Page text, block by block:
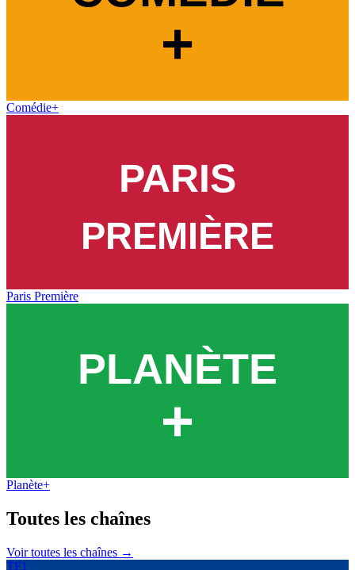
Comédie+
Paris Première
Planète+
Toutes les chaînes
Voir toutes les chaînes →
TF1